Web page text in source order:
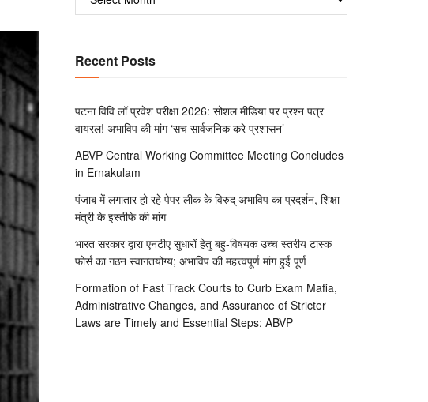
Recent Posts
पटना विवि लॉ प्रवेश परीक्षा 2026: सोशल मीडिया पर प्रश्न पत्र
वायरल! अभाविप की मांग ‘सच सार्वजनिक करे प्रशासन’
ABVP Central Working Committee Meeting Concludes
in Ernakulam
पंजाब में लगातार हो रहे पेपर लीक के विरुद् अभाविप का प्रदर्शन, शिक्षा
मंत्री के इस्तीफे की मांग
भारत सरकार द्वारा एनटीए सुधारों हेतु बहु-विषयक उच्च स्तरीय टास्क
फोर्स का गठन स्वागतयोग्य; अभाविप की महत्त्वपूर्ण मांग हुई पूर्ण
Formation of Fast Track Courts to Curb Exam Mafia,
Administrative Changes, and Assurance of Stricter
Laws are Timely and Essential Steps: ABVP